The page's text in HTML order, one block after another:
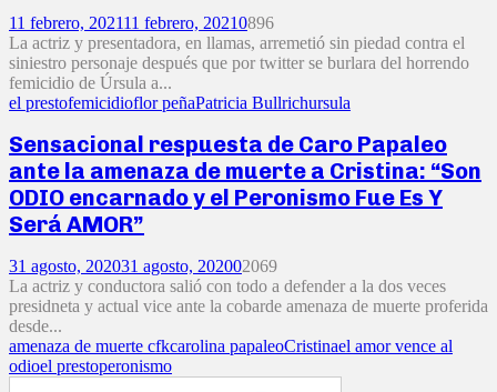
11 febrero, 202111 febrero, 20210896
La actriz y presentadora, en llamas, arremetió sin piedad contra el
siniestro personaje después que por twitter se burlara del horrendo
femicidio de Úrsula a...
el prestofemicidioflor peñaPatricia Bullrichursula
Sensacional respuesta de Caro Papaleo
ante la amenaza de muerte a Cristina: “Son
ODIO encarnado y el Peronismo Fue Es Y
Será AMOR”
31 agosto, 202031 agosto, 202002069
La actriz y conductora salió con todo a defender a la dos veces
presidneta y actual vice ante la cobarde amenaza de muerte proferida
desde...
amenaza de muerte cfkcarolina papaleoCristinael amor vence al
odioel prestoperonismo